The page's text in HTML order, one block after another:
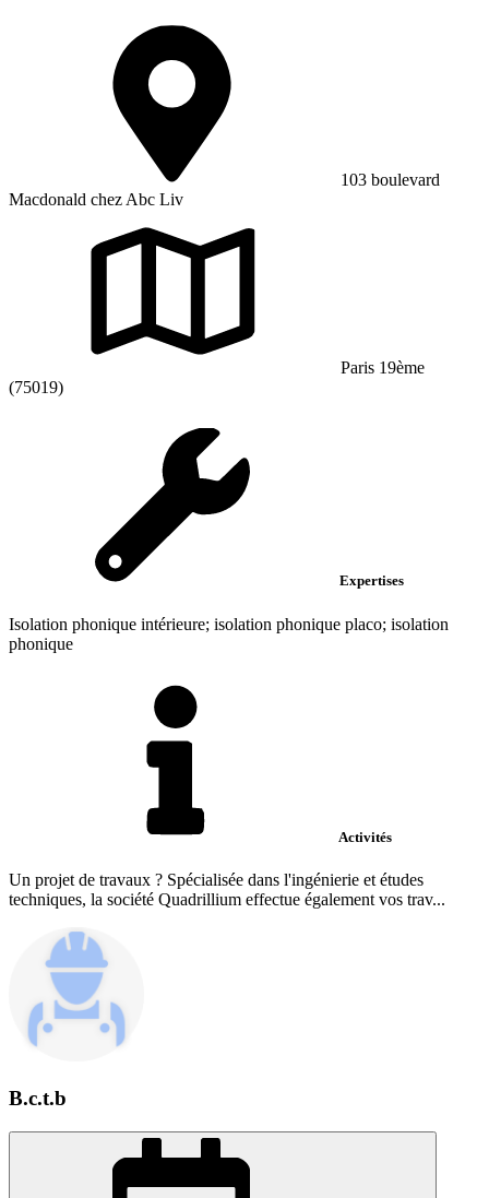
103 boulevard
Macdonald chez Abc Liv
Paris 19ème
(75019)
Expertises
Isolation phonique intérieure; isolation phonique placo; isolation
phonique
Activités
Un projet de travaux ? Spécialisée dans l'ingénierie et études
techniques, la société Quadrillium effectue également vos trav...
B.c.t.b